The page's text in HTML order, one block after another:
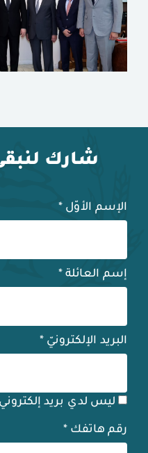
شارك
الإسم الأوّل *
إسم العائلة *
البريد الإلكترونيّ *
ليس لدي بريد إلكتروني
رقم هاتفك *